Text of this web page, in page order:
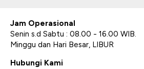
Jam Operasional
Senin s.d Sabtu : 08.00 - 16.00 WIB.
Minggu dan Hari Besar, LIBUR
Hubungi Kami